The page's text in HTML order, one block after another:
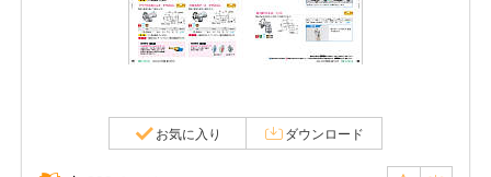
お気に入り ダウンロード